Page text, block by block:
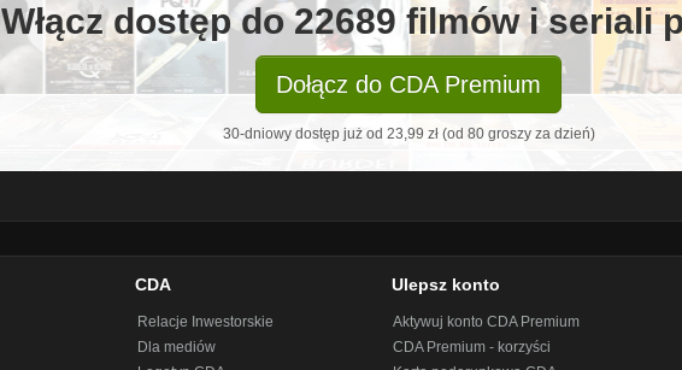
Włącz dostęp do 22689 filmów i seriali
Dołącz do CDA Premium
30-dniowy dostęp już od 23,99 zł (od 80 groszy za dzień)
CDA
Relacje Inwestorskie
Dla mediów
Ulepsz konto
Aktywuj konto CDA Premium
CDA Premium - korzyści